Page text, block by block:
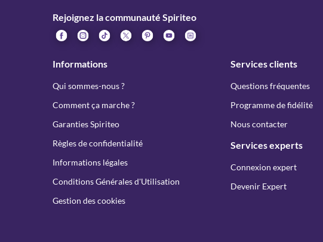
Rejoignez la communauté Spiriteo
Informations
Qui sommes-nous ?
Comment ça marche ?
Garanties Spiriteo
Règles de confidentialité
Informations légales
Conditions Générales d'Utilisation
Gestion des cookies
Services clients
Questions fréquentes
Programme de fidélité
Nous contacter
Services experts
Connexion expert
Devenir Expert